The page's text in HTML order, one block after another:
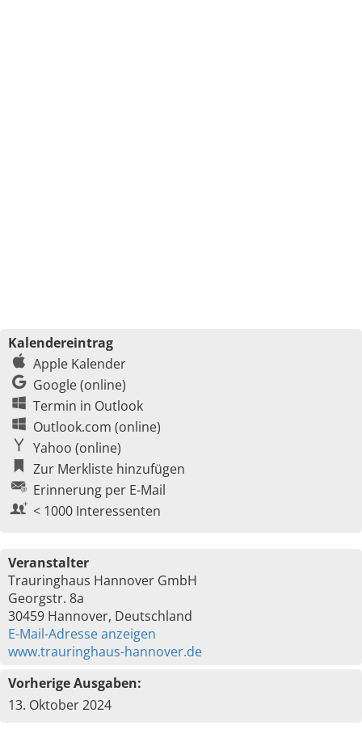
Kalendereintrag
Apple Kalender
Google (online)
Termin in Outlook
Outlook.com (online)
Yahoo (online)
Zur Merkliste hinzufügen
Erinnerung per E-Mail
< 1000 Interessenten
Veranstalter
Trauringhaus Hannover GmbH
Georgstr. 8a
30459 Hannover, Deutschland
E-Mail-Adresse anzeigen
www.trauringhaus-hannover.de
Vorherige Ausgaben:
13. Oktober 2024